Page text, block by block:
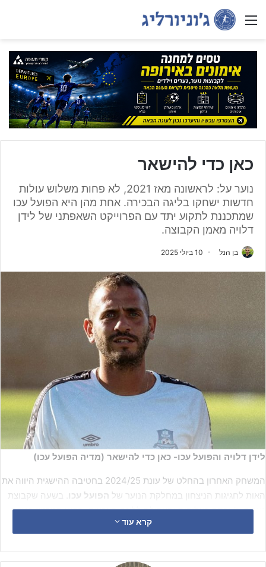
Menu
כאן כדי להישאר
נוער על: לראשונה מאז 2021, לא פחות משלוש עולות
חדשות ישחקו בליגה הבכירה. אחת מהן היא הפועל עכו
שמתכננת לתקוע יתד עם הפרוייקט השאפתני של לידן
דלויה מאמן הקבוצה.
בן הנל 10 ביולי 2025
לידן דלויה והפועל עכו- כאן כדי להישאר (מדיה הפועל עכו)
המשחק האחרון בהחלט של עונת 2024/25 בחטיבה ההישגית היווה את
האות לחגיגות הניצחון במחלקת הנוער של הפועל עכו
. בשעה שקבוצת
נערים א' זכתה באליפות והעפילה לליגה הארצית, הרגע המרגש בגזרת
קבוצת הנוער נרשם באצטדיון עילוט.
קרא עוד